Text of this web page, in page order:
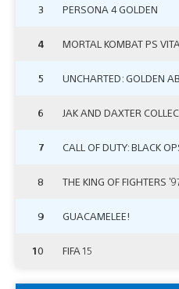
3 PERSONA 4 GOLDEN
4 MORTAL KOMBAT PS VITA
5 UNCHARTED: GOLDEN
6 JAK AND DAXTER
7 CALL OF DUTY: BLACK
8 THE KING OF FIGHTERS
9 GUACAMELEE!
10 FIFA 15